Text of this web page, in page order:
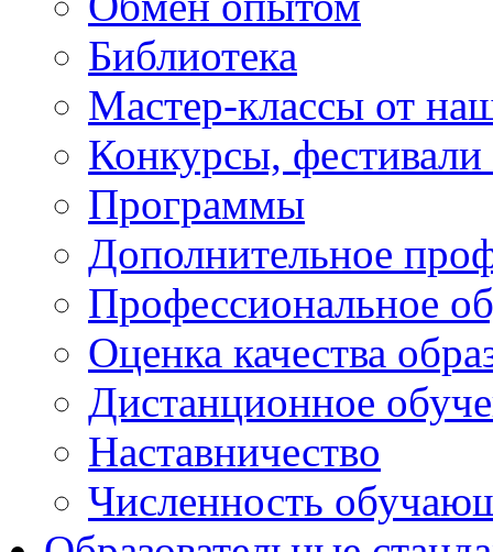
Библиотека
Мастер-классы от
Конкурсы,
Программы
Дополнительное
Профессиональное
Оценка качества
Дистанционное
Наставничество
Численность